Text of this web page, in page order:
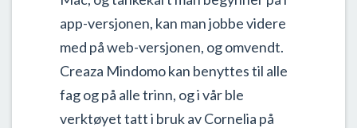
app-versjonen, kan man jobbe videre
med på web-versjonen, og omvendt.
Creaza Mindomo kan benyttes til alle
fag og på alle trinn, og i vår ble
verktøyet tatt i bruk av Cornelia på